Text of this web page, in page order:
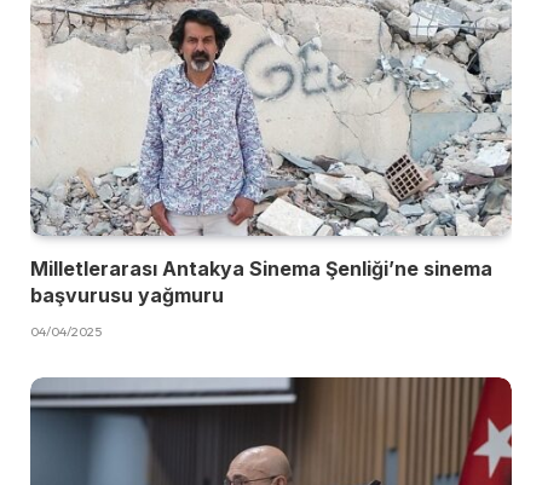
Milletlerarası Antakya Sinema Şenliği’ne sinema
başvurusu yağmuru
04/04/2025